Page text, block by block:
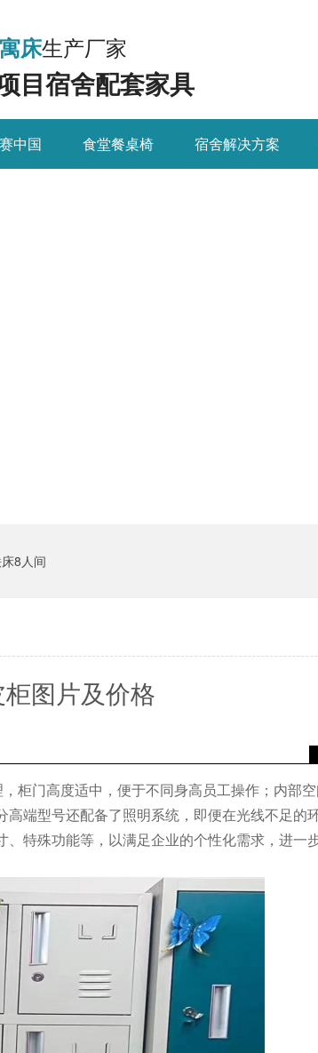
床生产厂家
目宿舍配套家具
中国 食堂餐桌椅 宿舍解决方案
8人间
图片及价格
柜门高度适中，便于不同身高员工操作；内部
端型号还配备了照明系统，即便在光线不足的
特殊功能等，以满足企业的个性化需求，进一